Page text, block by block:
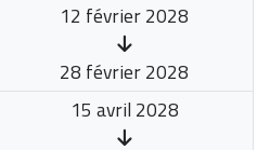
12 février 2028
28 février 2028
15 avril 2028